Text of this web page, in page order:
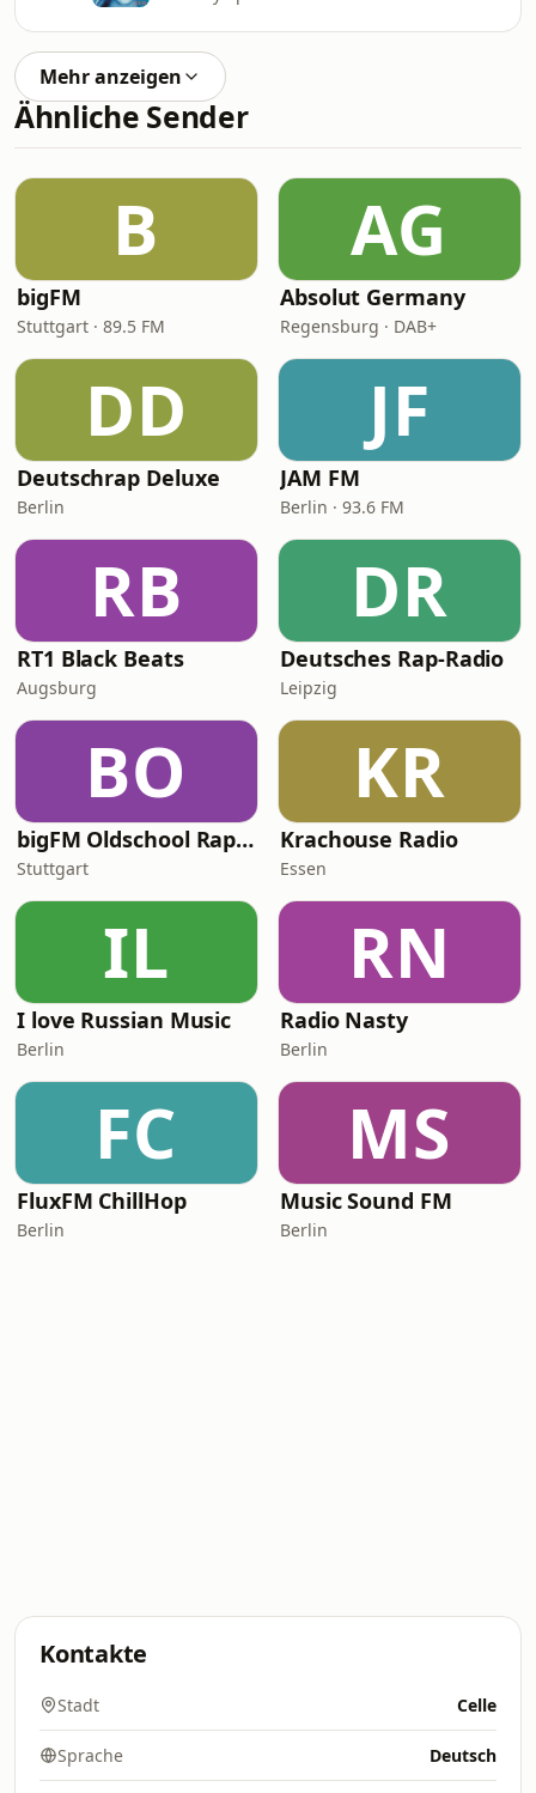
Mehr anzeigen
Ähnliche Sender
B
bigFM
Stuttgart · 89.5 FM
AG
Absolut Germany
Regensburg · DAB+
DD
Deutschrap Deluxe
Berlin
JF
JAM FM
Berlin · 93.6 FM
RB
RT1 Black Beats
Augsburg
DR
Deutsches Rap-Radio
Leipzig
BO
bigFM Oldschool Rap & Hip-Hop
Stuttgart
KR
Krachouse Radio
Essen
IL
I love Russian Music
Berlin
RN
Radio Nasty
Berlin
FC
FluxFM ChillHop
Berlin
MS
Music Sound FM
Berlin
Kontakte
Stadt Celle
Sprache Deutsch